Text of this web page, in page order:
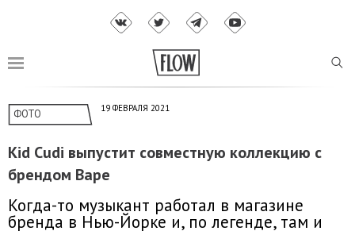
ФОТО 19 ФЕВРАЛЯ 2021
Kid Cudi выпустит совместную коллекцию с
брендом Bape
Когда-то музыкант работал в магазине
бренда в Нью-Йорке и, по легенде, там и